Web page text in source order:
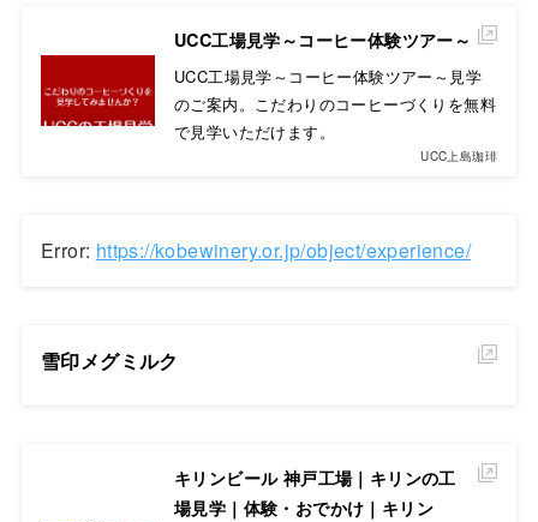
UCC工場見学～コーヒー体験ツアー～
UCC工場見学～コーヒー体験ツアー～見学
のご案内。こだわりのコーヒーづくりを無料
で見学いただけます。
UCC上島珈琲
Error: https://kobewinery.or.jp/object/experience/
雪印メグミルク
キリンビール 神戸工場｜キリンの工
場見学｜体験・おでかけ｜キリン